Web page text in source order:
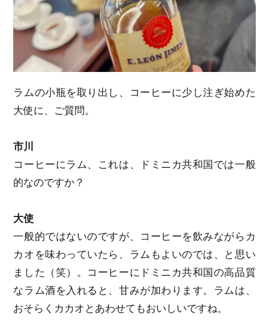
ラムの小瓶を取り出し、コーヒーに少し注ぎ始めた
大使に、ご質問。
市川
コーヒーにラム、これは、ドミニカ共和国では一般
的なのですか？
大使
一般的ではないのですが、コーヒーを飲みながらカ
カオを味わっていたら、ラムもよいのでは、と思い
ました（笑）。コーヒーにドミニカ共和国の高品質
なラム酒を入れると、甘みが加わります。ラムは、
おそらくカカオとあわせてもおいしいですね。